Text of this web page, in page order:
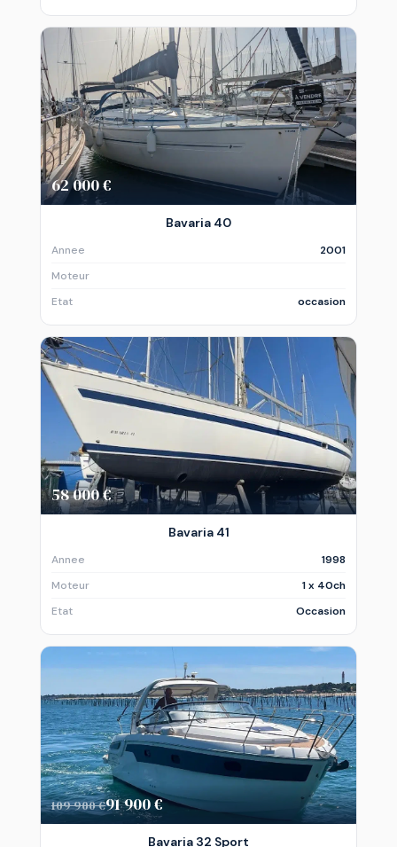
62 000 €
Bavaria 40
Annee
2001
Moteur
Etat
occasion
58 000 €
Bavaria 41
Annee
1998
Moteur
1 x 40ch
Etat
Occasion
109 900 €91 900 €
Bavaria 32 Sport